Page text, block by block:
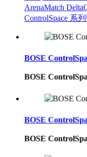
ArenaMatch
ControlSpace 系
BOSE
BOSE
BOSE
BOSE